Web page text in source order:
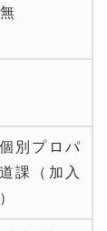
別プロパ
課（加入